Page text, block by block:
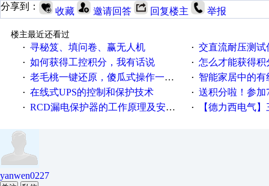
分享到：
收藏 邀请回答 回复楼主 举报
楼主最近还看过
· 寻秘笈、填问卷、赢无人机 · 交直流耐压测
· 如何获得工控积分，我有话说 · 怎么才能获得积
· 老毛桃一键还原，傻瓜式操作一键轻松备份还原；程序为向导式安装，一键即可实现自动备份或还原系统。 · 智能家居中的有
· 在线式UPS的控制和保护技术 · 送积分啦！参加7月6日
· RCD漏电保护器的工作原理及安装要点 · 【德力西电气】三
yanwen0227